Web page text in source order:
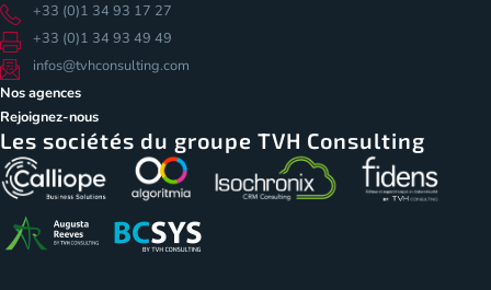
+33 (0)1 34 93 17 27
+33 (0)1 34 93 49 49
infos@tvhconsulting.com
Nos agences
Rejoignez-nous
Les sociétés du groupe TVH Consulting